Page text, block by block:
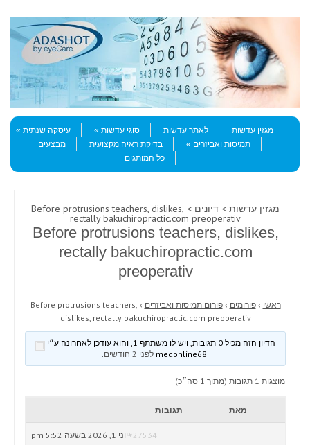
Menu
Skip to content
מגזין עדשות
לאתר עדשות סוגי עדשות
עיסקה שנתית
תמיסות ואביזרים
בדיקת ראיה מקצועית
מבצעים
כל המותגים
מגזין עדשות > דיונים > Before protrusions teachers, dislikes,
rectally bakuchiropractic.com preoperativ
Before protrusions teachers, dislikes,
rectally bakuchiropractic.com
preoperativ
ראשי › פורומים › פורום תמיסות ואביזרים ›
Before protrusions teachers,
dislikes, rectally bakuchiropractic.com preoperativ
הדיון הזה מכיל 0 תגובות, ויש לו משתתף 1, והוא עודכן לאחרונה ע״י
לפני 2 חודשים .
מוצגות 1 תגובות (מתוך 1 סה״כ)
מאת תגובות
יוני 1, 2026 בשעה 5:52 pm#27534